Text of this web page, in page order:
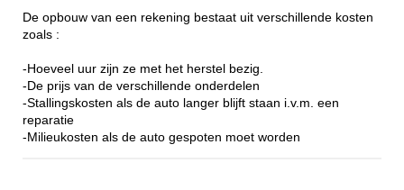
De opbouw van een rekening bestaat uit verschillende kosten
zoals :
-Hoeveel uur zijn ze met het herstel bezig.
-De prijs van de verschillende onderdelen
-Stallingskosten als de auto langer blijft staan i.v.m. een
reparatie
-Milieukosten als de auto gespoten moet worden